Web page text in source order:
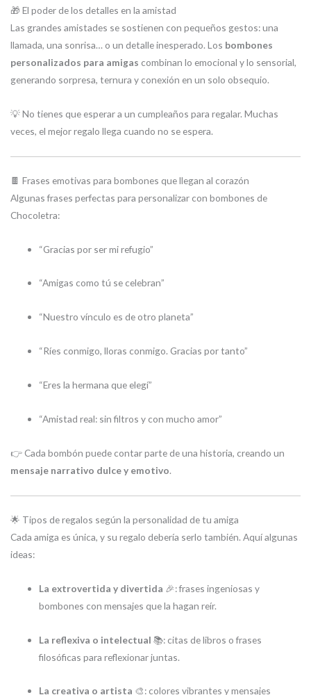
🎁 El poder de los detalles en la amistad
Las grandes amistades se sostienen con pequeños gestos: una
llamada, una sonrisa… o un detalle inesperado. Los bombones
personalizados para amigas combinan lo emocional y lo sensorial,
generando sorpresa, ternura y conexión en un solo obsequio.
💡 No tienes que esperar a un cumpleaños para regalar. Muchas
veces, el mejor regalo llega cuando no se espera.
🍫 Frases emotivas para bombones que llegan al corazón
Algunas frases perfectas para personalizar con bombones de
Chocoletra:
“Gracias por ser mi refugio”
“Amigas como tú se celebran”
“Nuestro vínculo es de otro planeta”
“Ríes conmigo, lloras conmigo. Gracias por tanto”
“Eres la hermana que elegí”
“Amistad real: sin filtros y con mucho amor”
👉 Cada bombón puede contar parte de una historia, creando un
mensaje narrativo dulce y emotivo.
🌟 Tipos de regalos según la personalidad de tu amiga
Cada amiga es única, y su regalo debería serlo también. Aquí algunas
ideas:
La extrovertida y divertida 🎉: frases ingeniosas y
bombones con mensajes que la hagan reír.
La reflexiva o intelectual 📚: citas de libros o frases
filosóficas para reflexionar juntas.
La creativa o artista 🎨: colores vibrantes y mensajes